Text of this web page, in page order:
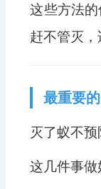
这些方法
赶不管灭，
最重要
灭了蚁不预
这几件事做